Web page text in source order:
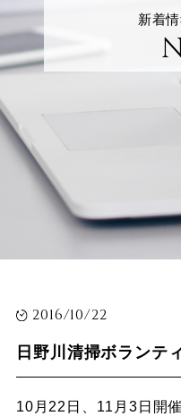
新着
2016/10/22
日野川清掃ボランテ
10月22日、11月3日開